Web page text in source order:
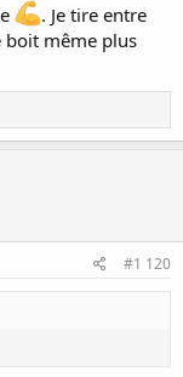
. Je tire entre
boit même plus
#1 120